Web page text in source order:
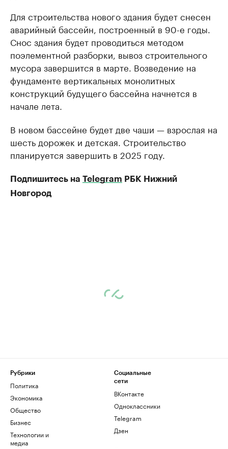
Для строительства нового здания будет снесен
аварийный бассейн, построенный в 90-е годы.
Снос здания будет проводиться методом
поэлементной разборки, вывоз строительного
мусора завершится в марте. Возведение на
фундаменте вертикальных монолитных
конструкций будущего бассейна начнется в
начале лета.
В новом бассейне будет две чаши — взрослая на
шесть дорожек и детская. Строительство
планируется завершить в 2025 году.
Подпишитесь на Telegram РБК Нижний
Новгород
Рубрики
Политика
Экономика
Общество
Бизнес
Технологии и
медиа
Социальные
сети
ВКонтакте
Одноклассники
Telegram
Дзен